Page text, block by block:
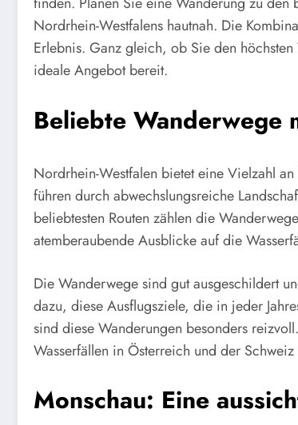
Nordrhein-Westfalens hautnah. Die
Erlebnis. Ganz gleich, ob Sie den
ideale Angebot bereit.
Beliebte Wanderwege
Nordrhein-Westfalen bietet eine Vielzahl
führen durch abwechslungsreiche
beliebtesten Routen zählen die
atemberaubende Ausblicke auf die
Die Wanderwege sind gut ausgeschildert
dazu, diese Ausflugsziele, die in jeder
sind diese Wanderungen besonders
Wasserfällen in Österreich und der
Monschau: Eine